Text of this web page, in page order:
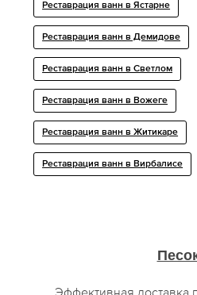
Реставрация ванн в Ястарне
Реставрация ванн в Демидове
Реставрация ванн в Светлом
Реставрация ванн в Вожеге
Реставрация ванн в Житикаре
Реставрация ванн в Вирбалисе